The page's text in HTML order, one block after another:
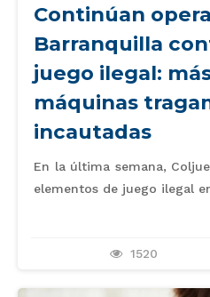
Continúan
Barranquilla
juego ilegal:
máquinas
incautadas
En la última semana,
elementos de juego ilegal
1520